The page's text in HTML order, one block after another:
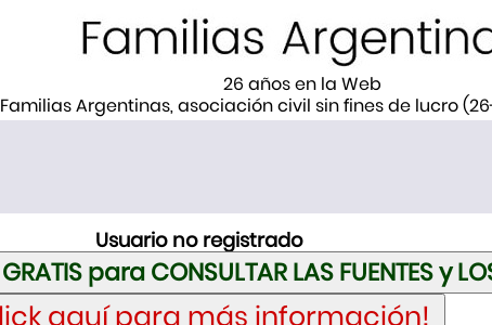
26 años en la Web
Familias Argentinas, asociación civil sin fines de lucro
Usuario no registrado